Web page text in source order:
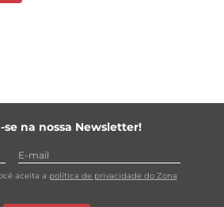
se na nossa Newsletter!
aceita a política de privacidade do Zona